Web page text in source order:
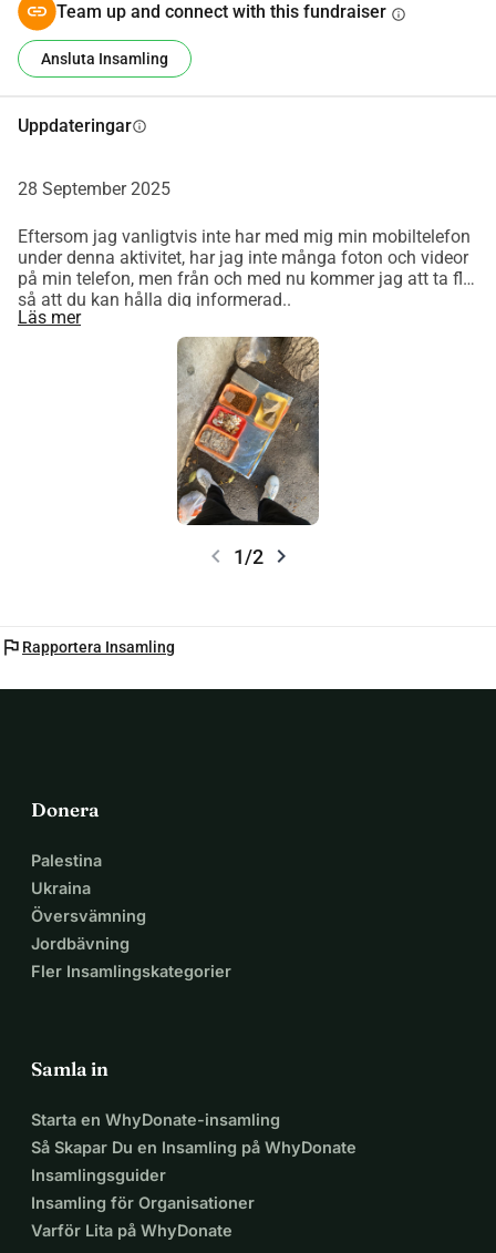
Team up and connect with this fundraiser info
Ansluta Insamling
Uppdateringarinfo
28 September 2025
Eftersom jag vanligtvis inte har med mig min mobiltelefon
under denna aktivitet, har jag inte många foton och videor
på min telefon, men från och med nu kommer jag att ta fler
så att du kan hålla dig informerad..
Läs mer
chevron_left 1/2 chevron_right
flag Rapportera Insamling
Donera
Palestina
Ukraina
Översvämning
Jordbävning
Fler Insamlingskategorier
Samla in
Starta en WhyDonate-insamling
Så Skapar Du en Insamling på WhyDonate
Insamlingsguider
Insamling för Organisationer
Varför Lita på WhyDonate